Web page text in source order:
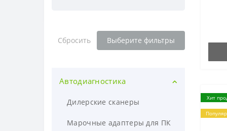
Сбросить Выберите фильтры
Автодиагностика
Дилерские сканеры
Марочные адаптеры для ПК
Хит